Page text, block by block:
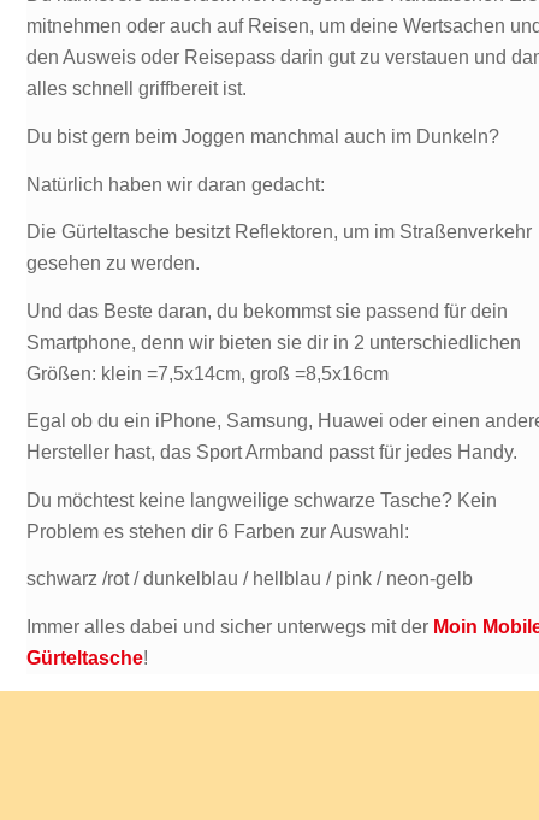
mitnehmen oder auch auf Reisen, um deine Wertsachen
den Ausweis oder Reisepass darin gut zu verstauen und
alles schnell griffbereit ist.
Du bist gern beim Joggen manchmal auch im Dunkeln?
Natürlich haben wir daran gedacht:
Die Gürteltasche besitzt Reflektoren, um im Straßenverkehr
gesehen zu werden.
Und das Beste daran, du bekommst sie passend für dein
Smartphone, denn wir bieten sie dir in 2 unterschiedlichen
Größen: klein =7,5x14cm, groß =8,5x16cm
Egal ob du ein iPhone, Samsung, Huawei oder einen
Hersteller hast, das Sport Armband passt für jedes Handy.
Du möchtest keine langweilige schwarze Tasche? Kein
Problem es stehen dir 6 Farben zur Auswahl:
schwarz /rot / dunkelblau / hellblau / pink / neon-gelb
Immer alles dabei und sicher unterwegs mit der Moin
Gürteltasche!